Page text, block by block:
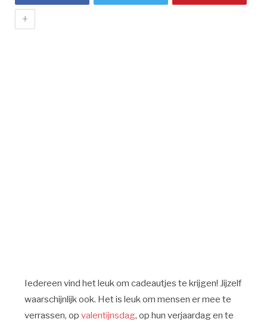
+
Iedereen vind het leuk om cadeautjes te krijgen! Jijzelf
waarschijnlijk ook. Het is leuk om mensen er mee te
verrassen, op valentijnsdag, op hun verjaardag en te